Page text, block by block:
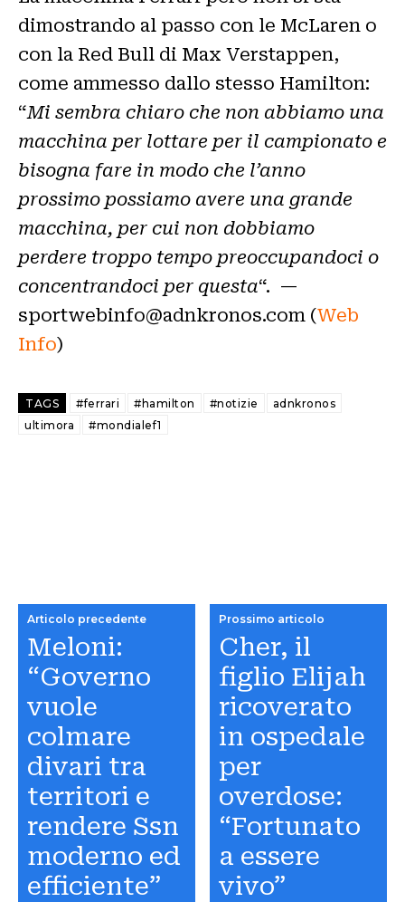
dimostrando al passo con le McLaren o
con la Red Bull di Max Verstappen,
come ammesso dallo stesso Hamilton:
“Mi sembra chiaro che non abbiamo una
macchina per lottare per il campionato e
bisogna fare in modo che l’anno
prossimo possiamo avere una grande
macchina, per cui non dobbiamo
perdere troppo tempo preoccupandoci o
concentrandoci per questa“. —
sportwebinfo@adnkronos.com (Web
Info)
TAGS #ferrari #hamilton #notizie
adnkronos
ultimora
#mondialef1
Articolo precedente
Meloni:
“Governo
vuole
colmare
divari tra
territori e
rendere Ssn
moderno ed
efficiente”
Prossimo articolo
Cher, il
figlio Elijah
ricoverato
in ospedale
per
overdose:
“Fortunato
a essere
vivo”